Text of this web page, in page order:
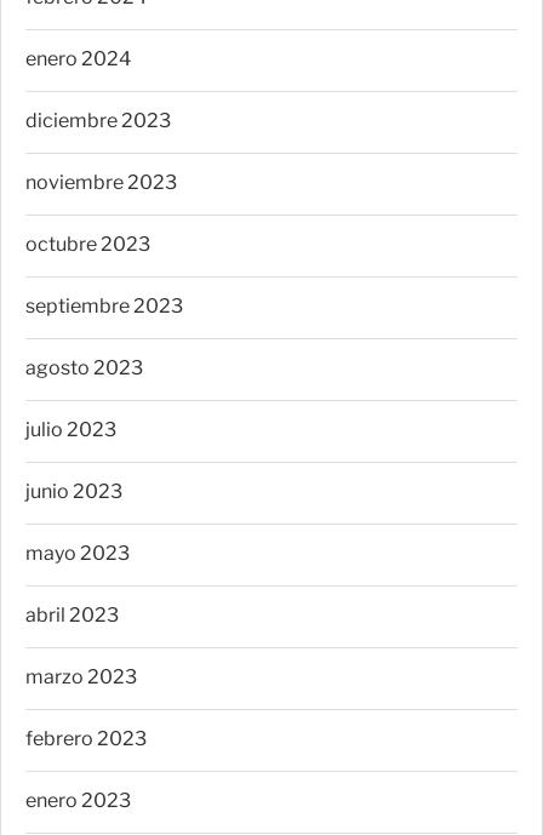
enero 2024
diciembre 2023
noviembre 2023
octubre 2023
septiembre 2023
agosto 2023
julio 2023
junio 2023
mayo 2023
abril 2023
marzo 2023
febrero 2023
enero 2023